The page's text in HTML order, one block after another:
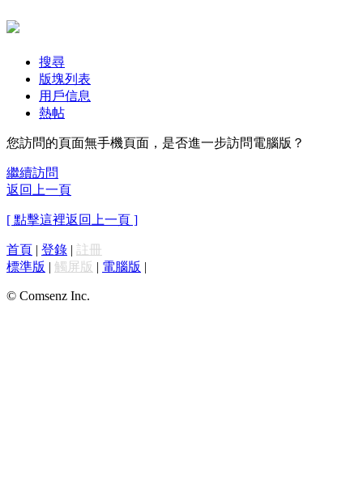
搜尋
版塊列表
用戶信息
熱帖
您訪問的頁面無手機頁面，是否進一步訪問電腦版？
繼續訪問
返回上一頁
[ 點擊這裡返回上一頁 ]
首頁 | 登錄 | 註冊
標準版 | 觸屏版 | 電腦版 |
© Comsenz Inc.